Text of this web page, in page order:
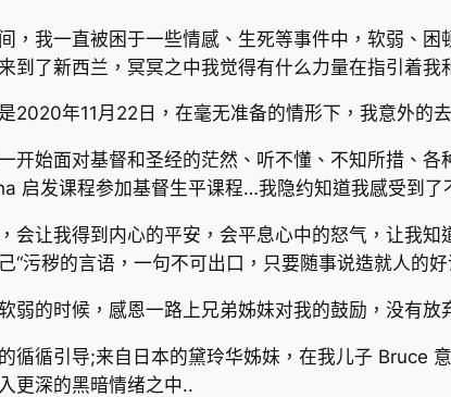
，我一直被困于一些情感、生死等事件中，软弱、
到了新西兰，冥冥之中我觉得有什么力量在指引着
2020年11月22日，在毫无准备的情形下，我意外的
开始面对基督和圣经的茫然、听不懂、不知所措、
启发课程参加基督生平课程…我隐约知道我感受到了
会让我得到内心的平安，会平息心中的怒气，让我
“污秽的言语，一句不可出口，只要随事说造就人的
弱的时候，感恩一路上兄弟姊妹对我的鼓励，没有放
循循引导;来自日本的黛玲华姊妹，在我儿子 Bruce
更深的黑暗情绪之中..